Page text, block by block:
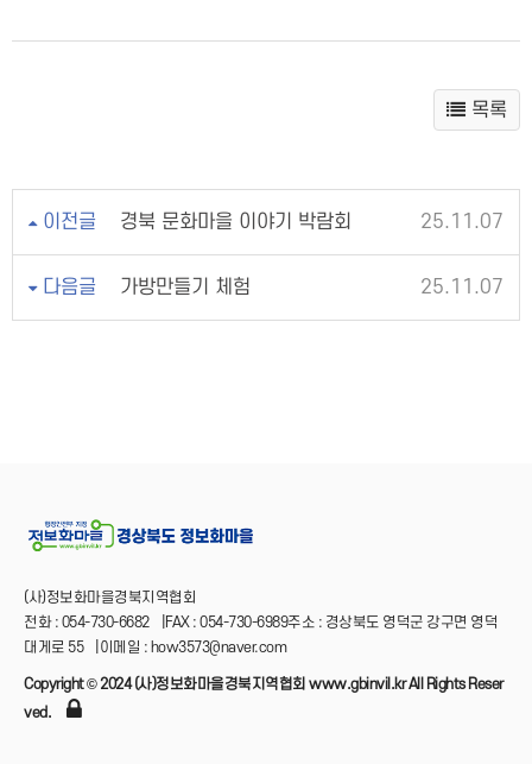
목록
이전글 경북 문화마을 이야기 박람회 25.11.07
다음글 가방만들기 체험 25.11.07
(사)정보화마을경북지역협회
전화 : 054-730-6682
FAX : 054-730-6989주소 : 경상북도 영덕군 강구면 영덕
대게로 55
이메일 : how3573@naver.com
Copyright © 2024 (사)정보화마을경북지역협회 www.gbinvil.kr All Rights Reser
ved.